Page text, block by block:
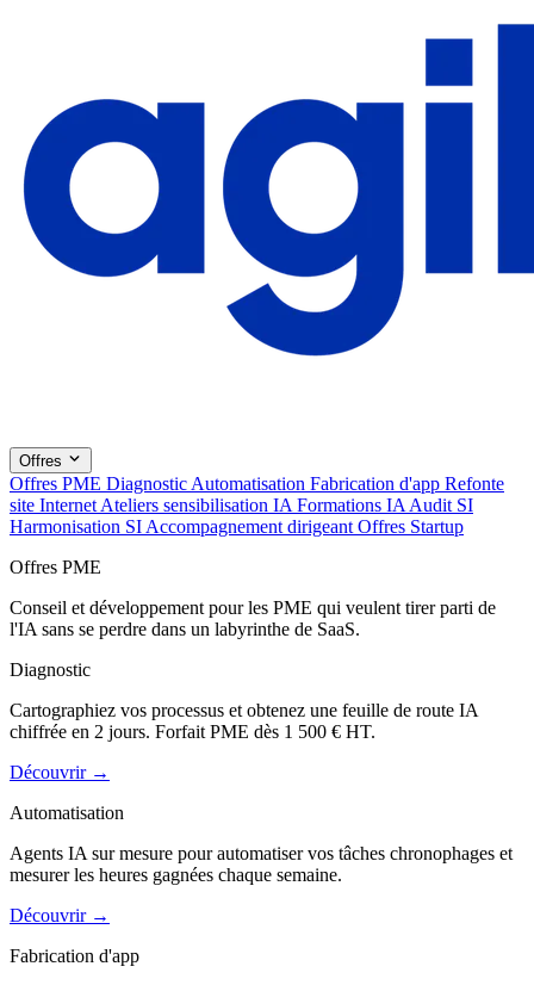
Offres
Offres PME Diagnostic Automatisation Fabrication d'app Refonte
site Internet Ateliers sensibilisation IA Formations IA Audit SI
Harmonisation SI Accompagnement dirigeant Offres Startup
Offres PME
Conseil et développement pour les PME qui veulent tirer parti de
l'IA sans se perdre dans un labyrinthe de SaaS.
Diagnostic
Cartographiez vos processus et obtenez une feuille de route IA
chiffrée en 2 jours. Forfait PME dès 1 500 € HT.
Découvrir →
Automatisation
Agents IA sur mesure pour automatiser vos tâches chronophages et
mesurer les heures gagnées chaque semaine.
Découvrir →
Fabrication d'app